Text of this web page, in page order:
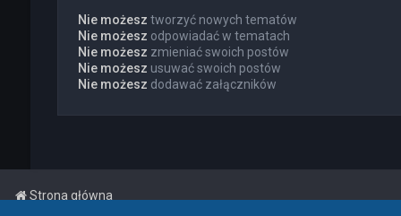
Nie możesz tworzyć nowych tematów
Nie możesz odpowiadać w tematach
Nie możesz zmieniać swoich postów
Nie możesz usuwać swoich postów
Nie możesz dodawać załączników
Strona główna